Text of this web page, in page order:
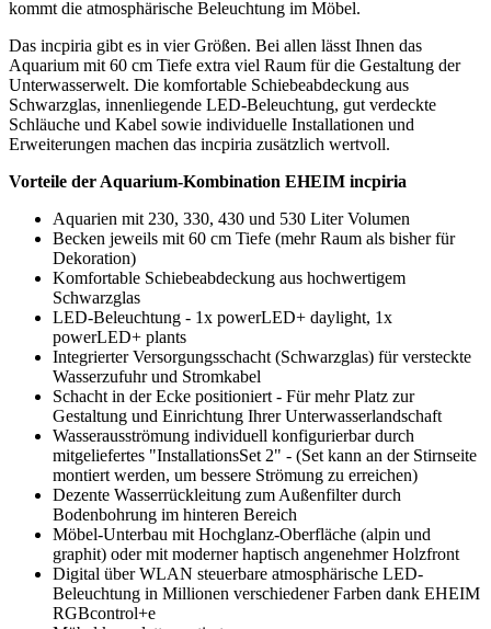
kommt die atmosphärische Beleuchtung im Möbel.
Das incpiria gibt es in vier Größen. Bei allen lässt Ihnen das
Aquarium mit 60 cm Tiefe extra viel Raum für die Gestaltung der
Unterwasserwelt. Die komfortable Schiebeabdeckung aus
Schwarzglas, innenliegende LED-Beleuchtung, gut verdeckte
Schläuche und Kabel sowie individuelle Installationen und
Erweiterungen machen das incpiria zusätzlich wertvoll.
Vorteile der Aquarium-Kombination EHEIM incpiria
Aquarien mit 230, 330, 430 und 530 Liter Volumen
Becken jeweils mit 60 cm Tiefe (mehr Raum als bisher für
Dekoration)
Komfortable Schiebeabdeckung aus hochwertigem
Schwarzglas
LED-Beleuchtung - 1x powerLED+ daylight, 1x
powerLED+ plants
Integrierter Versorgungsschacht (Schwarzglas) für versteckte
Wasserzufuhr und Stromkabel
Schacht in der Ecke positioniert - Für mehr Platz zur
Gestaltung und Einrichtung Ihrer Unterwasserlandschaft
Wasserausströmung individuell konfigurierbar durch
mitgeliefertes "InstallationsSet 2" - (Set kann an der Stirnseite
montiert werden, um bessere Strömung zu erreichen)
Dezente Wasserrückleitung zum Außenfilter durch
Bodenbohrung im hinteren Bereich
Möbel-Unterbau mit Hochglanz-Oberfläche (alpin und
graphit) oder mit moderner haptisch angenehmer Holzfront
Digital über WLAN steuerbare atmosphärische LED-
Beleuchtung in Millionen verschiedener Farben dank EHEIM
RGBcontrol+e